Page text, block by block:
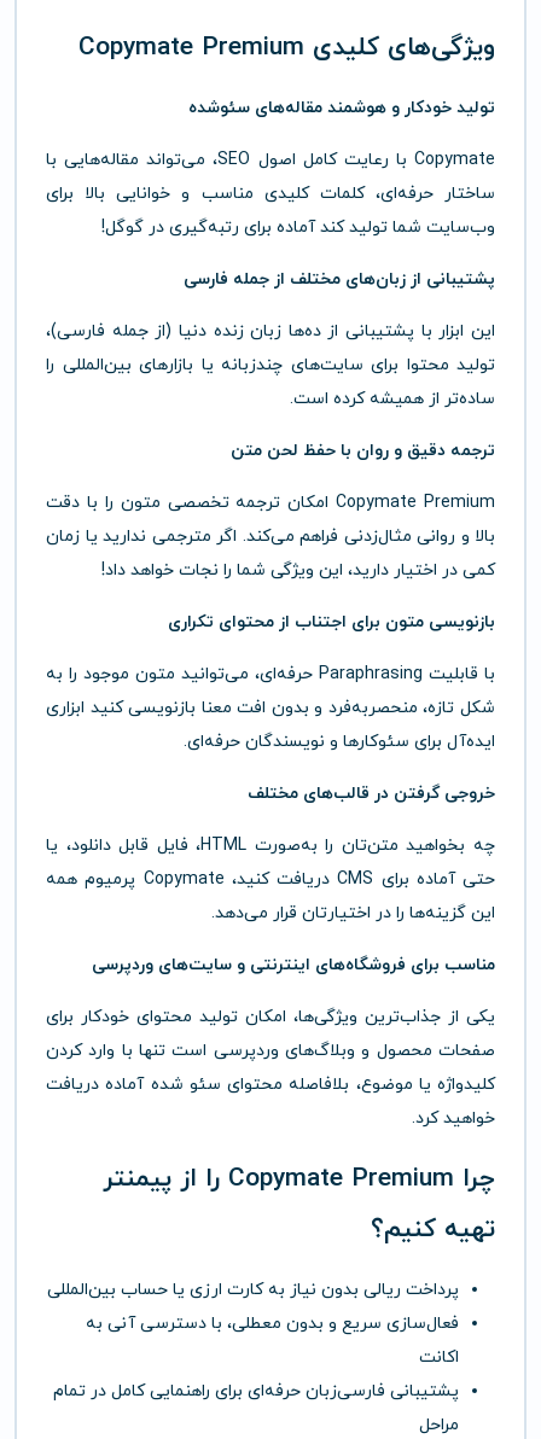
ویژگی‌های کلیدی Copymate Premium
تولید خودکار و هوشمند مقاله‌های سئو‌شده
Copymate با رعایت کامل اصول SEO، می‌تواند مقاله‌هایی با
ساختار حرفه‌ای، کلمات کلیدی مناسب و خوانایی بالا برای
وب‌سایت شما تولید کند آماده برای رتبه‌گیری در گوگل!
پشتیبانی از زبان‌های مختلف از جمله فارسی
این ابزار با پشتیبانی از ده‌ها زبان زنده دنیا (از جمله فارسی)،
تولید محتوا برای سایت‌های چندزبانه یا بازارهای بین‌المللی را
ساده‌تر از همیشه کرده است.
ترجمه دقیق و روان با حفظ لحن متن
Copymate Premium امکان ترجمه تخصصی متون را با دقت
بالا و روانی مثال‌زدنی فراهم می‌کند. اگر مترجمی ندارید یا زمان
کمی در اختیار دارید، این ویژگی شما را نجات خواهد داد!
بازنویسی متون برای اجتناب از محتوای تکراری
با قابلیت Paraphrasing حرفه‌ای، می‌توانید متون موجود را به
شکل تازه، منحصربه‌فرد و بدون افت معنا بازنویسی کنید ابزاری
ایده‌آل برای سئوکارها و نویسندگان حرفه‌ای.
خروجی گرفتن در قالب‌های مختلف
چه بخواهید متن‌تان را به‌صورت HTML، فایل قابل دانلود، یا
حتی آماده برای CMS دریافت کنید، Copymate پرمیوم همه
این گزینه‌ها را در اختیارتان قرار می‌دهد.
مناسب برای فروشگاه‌های اینترنتی و سایت‌های وردپرسی
یکی از جذاب‌ترین ویژگی‌ها، امکان تولید محتوای خودکار برای
صفحات محصول و وبلاگ‌های وردپرسی است تنها با وارد کردن
کلیدواژه یا موضوع، بلافاصله محتوای سئو شده آماده دریافت
خواهید کرد.
چرا Copymate Premium را از
پیمنتر
تهیه کنیم؟
پرداخت ریالی بدون نیاز به کارت ارزی یا حساب بین‌المللی
فعال‌سازی سریع و بدون معطلی، با دسترسی آنی به
اکانت
پشتیبانی فارسی‌زبان حرفه‌ای برای راهنمایی کامل در تمام
مراحل